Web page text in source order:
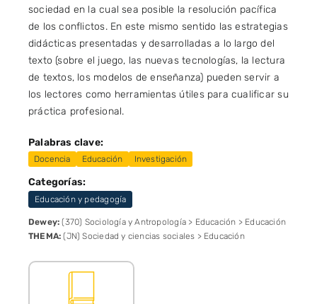
sociedad en la cual sea posible la resolución pacífica
de los conflictos. En este mismo sentido las estrategias
didácticas presentadas y desarrolladas a lo largo del
texto (sobre el juego, las nuevas tecnologías, la lectura
de textos, los modelos de enseñanza) pueden servir a
los lectores como herramientas útiles para cualificar su
práctica profesional.
Palabras clave:
Docencia Educación Investigación
Categorías:
Educación y pedagogía
Dewey: (370) Sociología y Antropología > Educación > Educación
THEMA: (JN) Sociedad y ciencias sociales > Educación